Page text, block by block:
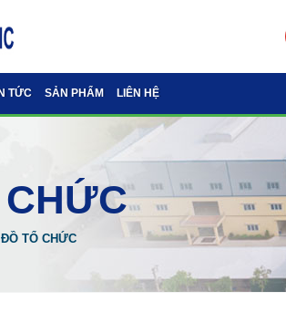
TỨC SẢN PHẨM LIÊN HỆ
TỔ CHỨC